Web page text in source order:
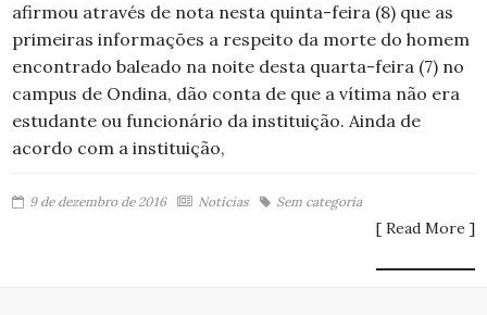
afirmou através de nota nesta quinta-feira (8) que as
primeiras informações a respeito da morte do homem
encontrado baleado na noite desta quarta-feira (7) no
campus de Ondina, dão conta de que a vítima não era
estudante ou funcionário da instituição. Ainda de
acordo com a instituição,
9 de dezembro de 2016 Notícias Sem categoria
[ Read More ]